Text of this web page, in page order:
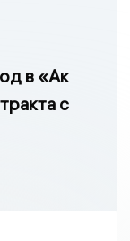
в «Ак
с